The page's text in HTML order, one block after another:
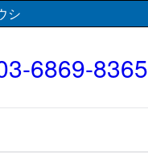
シ
6869-8365